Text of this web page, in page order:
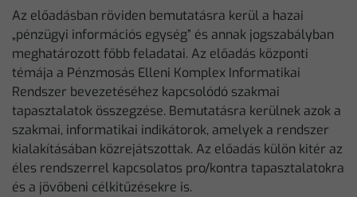
Az előadásban röviden bemutatásra kerül a hazai
„pénzügyi információs egység” és annak jogszabályban
meghatározott főbb feladatai. Az előadás központi
témája a Pénzmosás Elleni Komplex Informatikai
Rendszer bevezetéséhez kapcsolódó szakmai
tapasztalatok összegzése. Bemutatásra kerülnek azok a
szakmai, informatikai indikátorok, amelyek a rendszer
kialakításában közrejátszottak. Az előadás külön kitér az
éles rendszerrel kapcsolatos pro/kontra tapasztalatokra
és a jövőbeni célkitűzésekre is.